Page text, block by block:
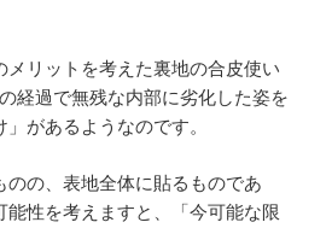
メリットを考えた裏地の合皮使い
経過で無残な内部に劣化した姿を
があるようなのです。
のの、表地全体に貼るものであ
能性を考えますと、「今可能な限